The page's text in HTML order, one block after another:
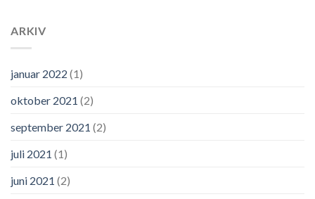
ARKIV
januar 2022 (1)
oktober 2021 (2)
september 2021 (2)
juli 2021 (1)
juni 2021 (2)